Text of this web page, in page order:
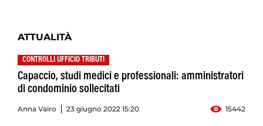
ATTUALITÀ
CONTROLLI UFFICIO TRIBUTI
Capaccio, studi medici e professionali: amministratori
di condominio sollecitati
Anna Vairo 23 giugno 2022 15:20 15442